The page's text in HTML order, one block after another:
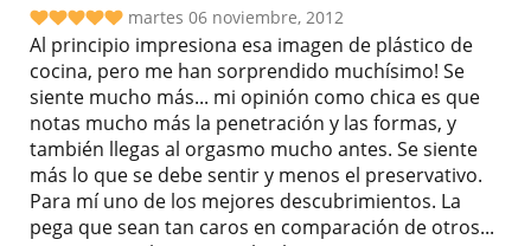
martes 06 noviembre, 2012
Al principio impresiona esa imagen de plástico de
cocina, pero me han sorprendido muchísimo! Se
siente mucho más... mi opinión como chica es que
notas mucho más la penetración y las formas, y
también llegas al orgasmo mucho antes. Se siente
más lo que se debe sentir y menos el preservativo.
Para mí uno de los mejores descubrimientos. La
pega que sean tan caros en comparación de otros...